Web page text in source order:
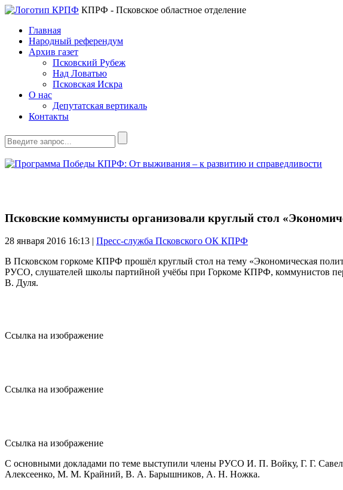
КПРФ - Псковское областное отделение
Главная
Народный референдум
Архив газет
Псковский Рубеж
Над Ловатью
Псковская Искра
О нас
Депутатская вертикаль
Контакты
Псковские коммунисты организовали круглый стол
28 января 2016 16:13 | Пресс-служба Псковского ОК КПРФ
В Псковском горкоме КПРФ прошёл круглый стол на тему «Экономическая
РУСО, слушателей школы партийной учёбы при Горкоме КПРФ, коммунистов
В. Дуля.
Ссылка на изображение
Ссылка на изображение
Ссылка на изображение
С основными докладами по теме выступили члены РУСО И. П. Войку, Г. Г.
Алексеенко, М. М. Крайний, В. А. Барышников, А. Н. Ножка.